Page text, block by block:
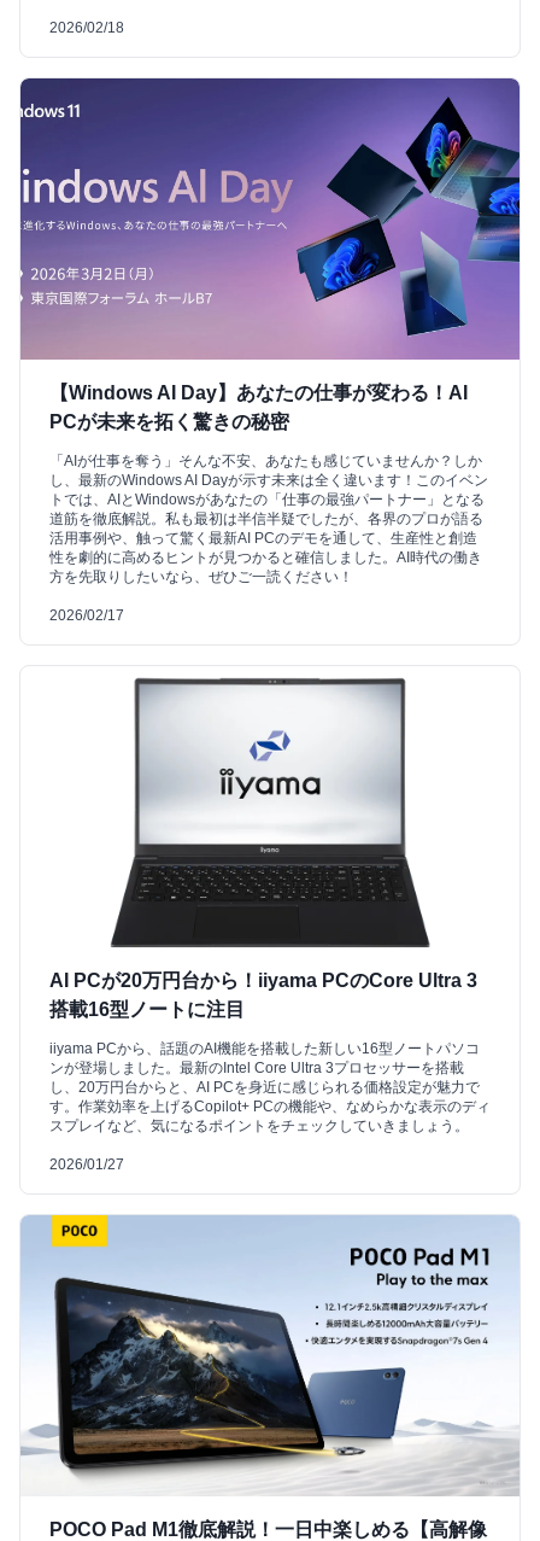
2026/02/18
【Windows AI Day】あなたの仕事が変わる！AI
PCが未来を拓く驚きの秘密
「AIが仕事を奪う」そんな不安、あなたも感じていませんか？しか
し、最新のWindows AI Dayが示す未来は全く違います！このイベン
トでは、AIとWindowsがあなたの「仕事の最強パートナー」となる
道筋を徹底解説。私も最初は半信半疑でしたが、各界のプロが語る
活用事例や、触って驚く最新AI PCのデモを通して、生産性と創造
性を劇的に高めるヒントが見つかると確信しました。AI時代の働き
方を先取りしたいなら、ぜひご一読ください！
2026/02/17
AI PCが20万円台から！iiyama PCのCore Ultra 3
搭載16型ノートに注目
iiyama PCから、話題のAI機能を搭載した新しい16型ノートパソコ
ンが登場しました。最新のIntel Core Ultra 3プロセッサーを搭載
し、20万円台からと、AI PCを身近に感じられる価格設定が魅力で
す。作業効率を上げるCopilot+ PCの機能や、なめらかな表示のディ
スプレイなど、気になるポイントをチェックしていきましょう。
2026/01/27
POCO Pad M1徹底解説！一日中楽しめる【高解像